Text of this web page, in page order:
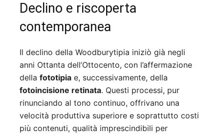
Declino e riscoperta
contemporanea
Il declino della Woodburytipia iniziò già negli
anni Ottanta dell’Ottocento, con l’affermazione
della fototipia e, successivamente, della
fotoincisione retinata. Questi processi, pur
rinunciando al tono continuo, offrivano una
velocità produttiva superiore e soprattutto costi
più contenuti, qualità imprescindibili per